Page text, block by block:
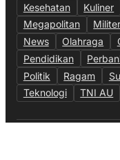
Kesehatan
Kuliner
Megapolitan
Militer
News
Olahraga
Pendidikan
Politik
Ragam
Teknologi
TNI AU